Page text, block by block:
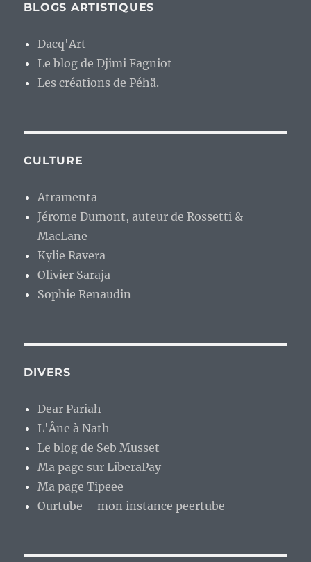
BLOGS ARTISTIQUES
Dacq'Art
Le blog de Djimi Fagniot
Les créations de Péhä.
CULTURE
Atramenta
Jérome Dumont, auteur de Rossetti &
MacLane
Kylie Ravera
Olivier Saraja
Sophie Renaudin
DIVERS
Dear Pariah
L'Âne à Nath
Le blog de Seb Musset
Ma page sur LiberaPay
Ma page Tipeee
Ourtube – mon instance peertube